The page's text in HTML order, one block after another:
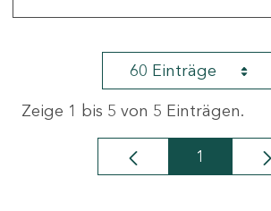
60 Einträge
Zeige 1 bis 5 von 5 Einträgen.
Seite
1